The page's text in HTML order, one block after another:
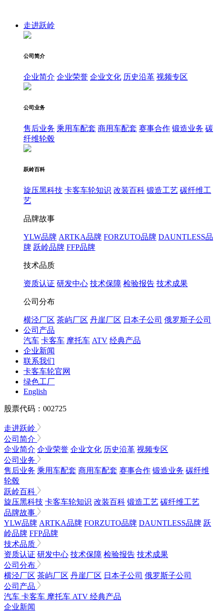
走进跃岭
公司简介
企业简介 企业荣誉 企业文化 历史沿革 视频专区
公司业务
售后业务 乘用车配套 商用车配套 赛事合作 锻造业务 碳
纤维轮毂
跃岭百科
旋压黑科技 卡客车轮知识 改装百科 锻造工艺 碳纤维工
艺
品牌故事
YLW品牌 ARTKA品牌 FORZUTO品牌 DAUNTLESS品
牌 跃岭品牌 FFP品牌
技术品质
资质认证 研发中心 技术保障 检验报告 技术成果
公司分布
横泾厂区 茶屿厂区 丹崖厂区 日本子公司 俄罗斯子公司
公司产品
汽车 卡客车 摩托车 ATV 经典产品
企业新闻
联系我们
卡客车轮官网
绿色工厂
English
股票代码：002725
走进跃岭
公司简介
企业简介 企业荣誉 企业文化 历史沿革 视频专区
公司业务
售后业务 乘用车配套 商用车配套 赛事合作 锻造业务 碳纤维
轮毂
跃岭百科
旋压黑科技 卡客车轮知识 改装百科 锻造工艺 碳纤维工艺
品牌故事
YLW品牌 ARTKA品牌 FORZUTO品牌 DAUNTLESS品牌 跃
岭品牌 FFP品牌
技术品质
资质认证 研发中心 技术保障 检验报告 技术成果
公司分布
横泾厂区 茶屿厂区 丹崖厂区 日本子公司 俄罗斯子公司
公司产品
汽车 卡客车 摩托车 ATV 经典产品
企业新闻